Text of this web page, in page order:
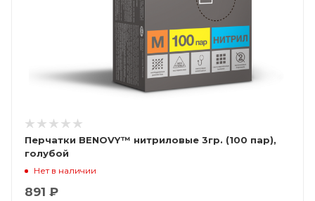
Перчатки BENOVY™ нитриловые 3гр. (100 пар),
голубой
Нет в наличии
891 ₽